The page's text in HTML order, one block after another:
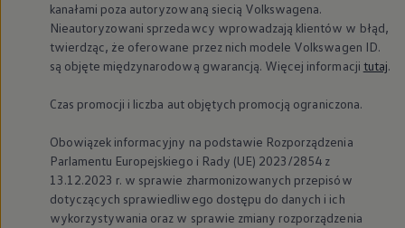
kanałami poza autoryzowaną siecią Volkswagena.
Nieautoryzowani sprzedawcy wprowadzają klientów w błąd,
twierdząc, że oferowane przez nich modele Volkswagen ID.
są objęte międzynarodową gwarancją. Więcej informacji tutaj.
Czas promocji i liczba aut objętych promocją ograniczona.
Obowiązek informacyjny na podstawie Rozporządzenia
Parlamentu Europejskiego i Rady (UE) 2023/2854 z
13.12.2023 r. w sprawie zharmonizowanych przepisów
dotyczących sprawiedliwego dostępu do danych i ich
wykorzystywania oraz w sprawie zmiany rozporządzenia